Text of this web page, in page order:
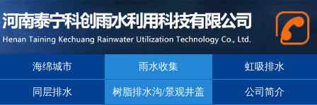
海绵城市 雨水收集 虹吸排水
同层排水 树脂排水沟/景观井盖 公司简介